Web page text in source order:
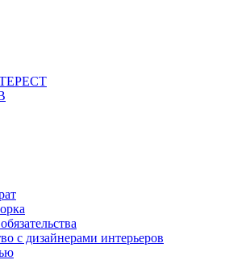
с дизайнерами интерьеров